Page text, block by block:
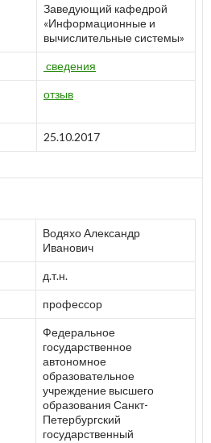
Заведующий кафедрой
«Информационные и
вычислительные системы»
сведения
отзыв
25.10.2017
Водяхо Александр
Иванович
д.т.н.
профессор
Федеральное
государственное
автономное
образовательное
учреждение высшего
образования Санкт-
Петербургский
государственный